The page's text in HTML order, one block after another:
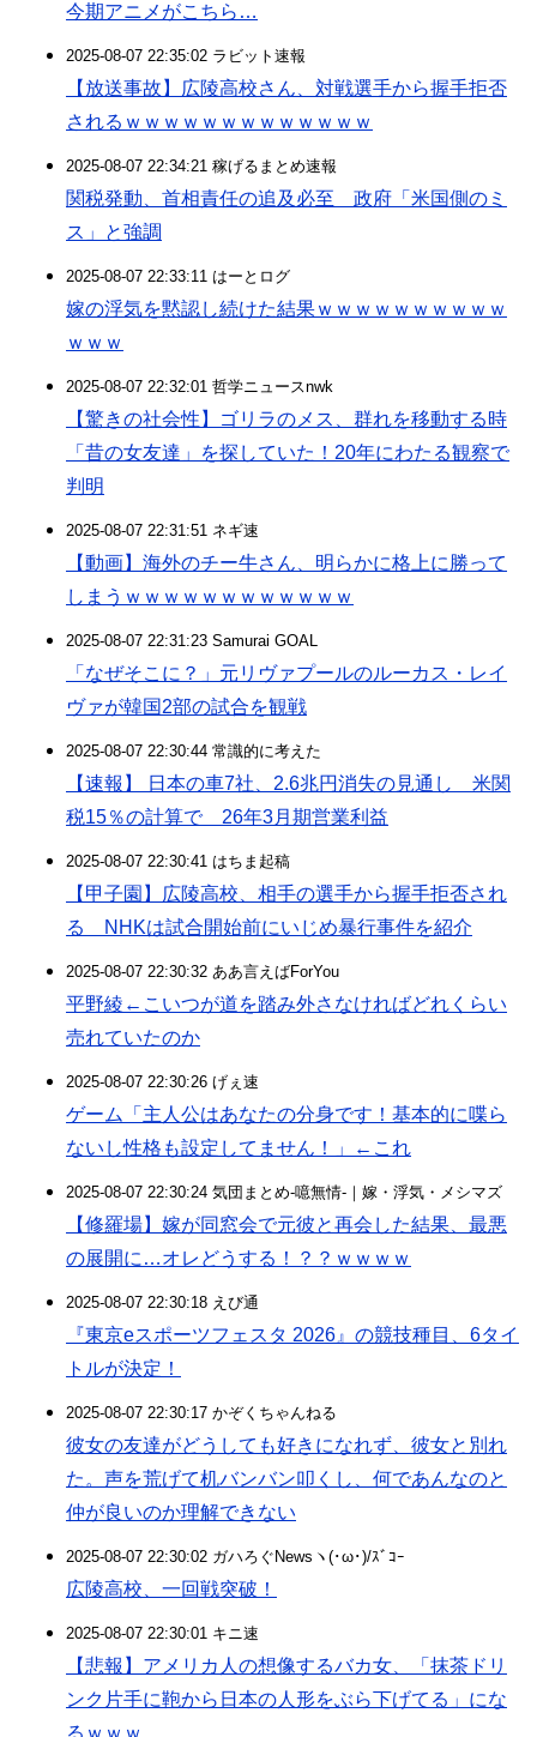
今期アニメがこちら…
2025-08-07 22:35:02 ラビット速報
【放送事故】広陵高校さん、対戦選手から握手拒否
されるｗｗｗｗｗｗｗｗｗｗｗｗｗ
2025-08-07 22:34:21 稼げるまとめ速報
関税発動、首相責任の追及必至 政府「米国側のミ
ス」と強調
2025-08-07 22:33:11 はーとログ
嫁の浮気を黙認し続けた結果ｗｗｗｗｗｗｗｗｗｗ
ｗｗｗ
2025-08-07 22:32:01 哲学ニュースnwk
【驚きの社会性】ゴリラのメス、群れを移動する時
「昔の女友達」を探していた！20年にわたる観察で
判明
2025-08-07 22:31:51 ネギ速
【動画】海外のチー牛さん、明らかに格上に勝って
しまうｗｗｗｗｗｗｗｗｗｗｗｗ
2025-08-07 22:31:23 Samurai GOAL
「なぜそこに？」元リヴァプールのルーカス・レイ
ヴァが韓国2部の試合を観戦
2025-08-07 22:30:44 常識的に考えた
【速報】 日本の車7社、2.6兆円消失の見通し 米関
税15％の計算で 26年3月期営業利益
2025-08-07 22:30:41 はちま起稿
【甲子園】広陵高校、相手の選手から握手拒否され
る NHKは試合開始前にいじめ暴行事件を紹介
2025-08-07 22:30:32 ああ言えばForYou
平野綾←こいつが道を踏み外さなければどれくらい
売れていたのか
2025-08-07 22:30:26 げぇ速
ゲーム「主人公はあなたの分身です！基本的に喋ら
ないし性格も設定してません！」←これ
2025-08-07 22:30:24 気団まとめ-噫無情-｜嫁・浮気・メシマズ
【修羅場】嫁が同窓会で元彼と再会した結果、最悪
の展開に…オレどうする！？？ｗｗｗｗ
2025-08-07 22:30:18 えび通
『東京eスポーツフェスタ 2026』の競技種目、6タイ
トルが決定！
2025-08-07 22:30:17 かぞくちゃんねる
彼女の友達がどうしても好きになれず、彼女と別れ
た。声を荒げて机バンバン叩くし、何であんなのと
仲が良いのか理解できない
2025-08-07 22:30:02 ガハろぐNewsヽ(･ω･)/ｽﾞｺｰ
広陵高校、一回戦突破！
2025-08-07 22:30:01 キニ速
【悲報】アメリカ人の想像するバカ女、「抹茶ドリ
ンク片手に鞄から日本の人形をぶら下げてる」にな
るｗｗｗ